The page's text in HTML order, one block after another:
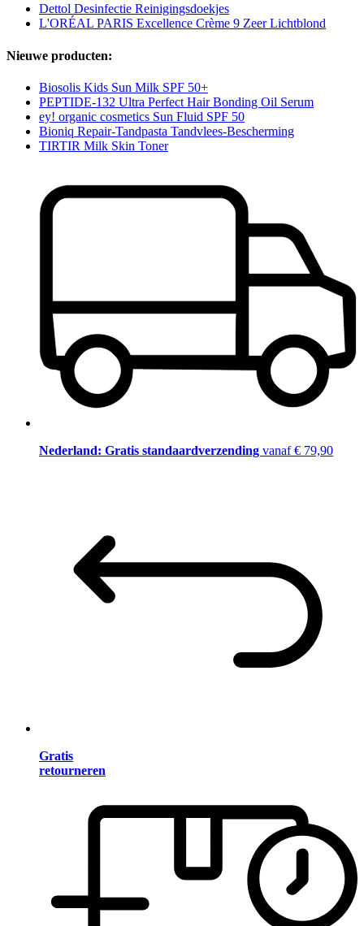
Dettol Desinfectie Reinigingsdoekjes
L'ORÉAL PARIS Excellence Crème 9 Zeer Lichtblond
Nieuwe producten:
Biosolis Kids Sun Milk SPF 50+
PEPTIDE-132 Ultra Perfect Hair Bonding Oil Serum
ey! organic cosmetics Sun Fluid SPF 50
Bioniq Repair-Tandpasta Tandvlees-Bescherming
TIRTIR Milk Skin Toner
Nederland: Gratis standaardverzending vanaf € 79,90
Gratis
retourneren